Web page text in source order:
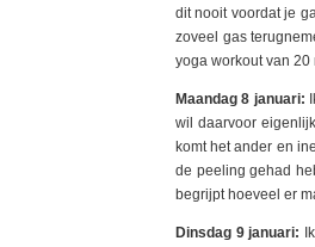
dit nooit voordat je
zoveel gas
yoga workout van
Maandag 8 januari:
wil daarvoor
komt het ander en
de peeling gehad
begrijpt hoeveel er
Dinsdag 9 januari: